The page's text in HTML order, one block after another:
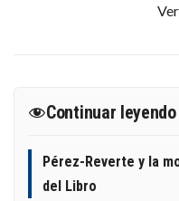
Continuar leyendo
Pérez-Reverte y la
del Libro